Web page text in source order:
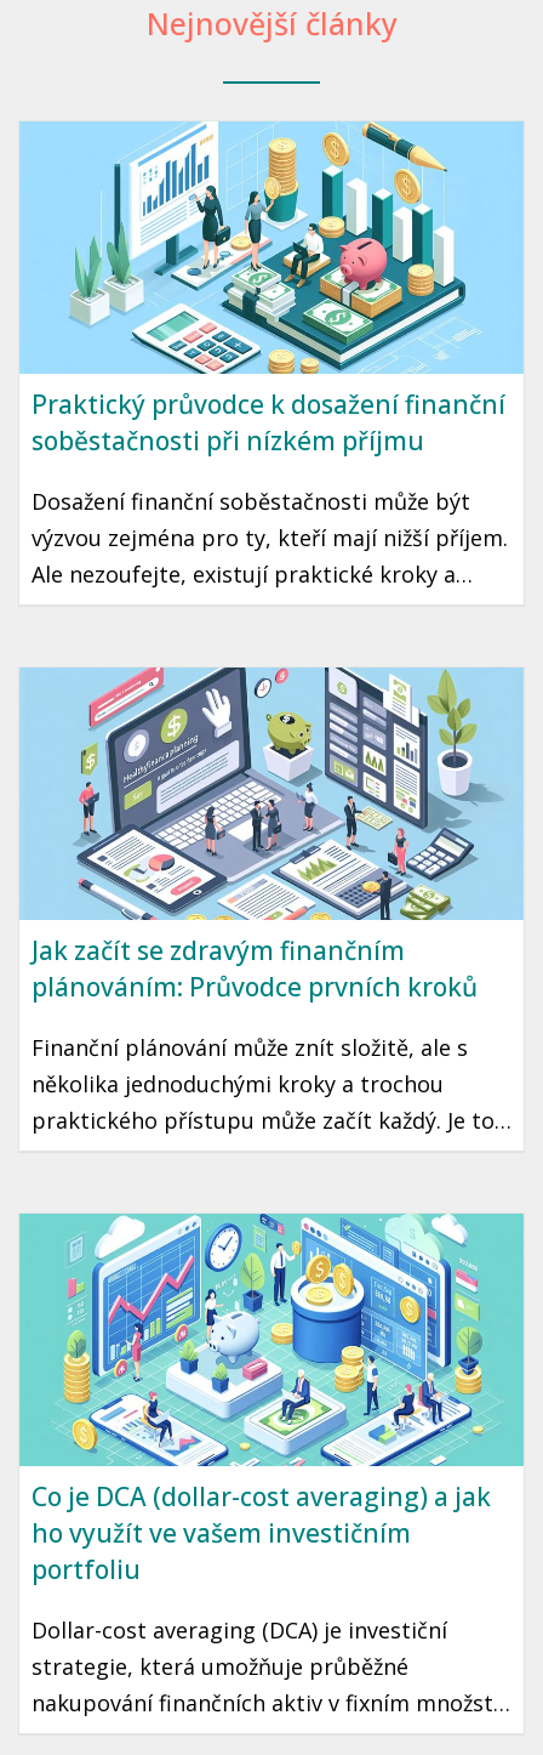
Nejnovější články
Praktický průvodce k dosažení finanční
soběstačnosti při nízkém příjmu
Dosažení finanční soběstačnosti může být
výzvou zejména pro ty, kteří mají nižší příjem.
Ale nezoufejte, existují praktické kroky a
strategie, které vám mohou pomoci tento cíl
šetřit a investovat i s omezeným rozpočtem.
Jak začít se zdravým finančním
plánováním: Průvodce prvních kroků
Finanční plánování může znít složitě, ale s
několika jednoduchými kroky a trochou
praktického přístupu může začít každý. Je to
cesta ke klidné a stabilní budoucnosti, kde
Připravili jsme pro vás průvodce, který vám
pomůže začít se zdravým finančním
plánováním.
Co je DCA (dollar-cost averaging) a jak
ho využít ve vašem investičním
portfoliu
Dollar-cost averaging (DCA) je investiční
strategie, která umožňuje průběžné
nakupování finančních aktiv v fixním množství
bez ohledu na aktuální cenu. Díky tomuto